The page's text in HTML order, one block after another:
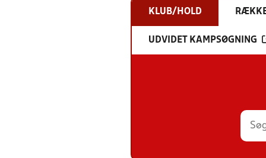
KLUB/HOLD
UDVIDET KAMPSØGNING